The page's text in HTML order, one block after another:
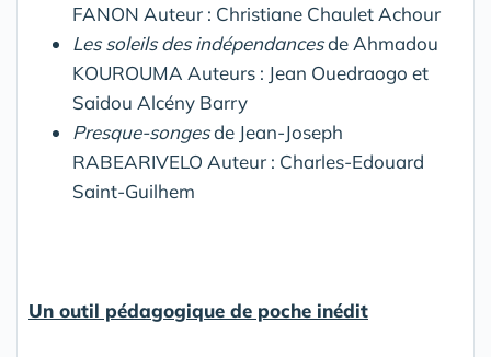
FANON Auteur : Christiane Chaulet Achour
Les soleils des indépendancesde Ahmadou
KOUROUMA Auteurs : Jean Ouedraogo et
Saidou Alcény Barry
Presque-songesde Jean-Joseph
RABEARIVELO Auteur : Charles-Edouard
Saint-Guilhem
Un outil pédagogique de poche inédit